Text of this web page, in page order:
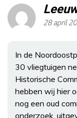
28 april
In de
30 vliegtuigen
Historische
hebben wij hier
nog een oud
onderzoek,